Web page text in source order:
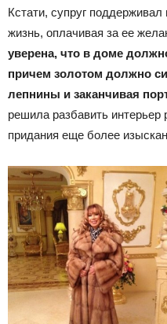
Кстати, супруг
жизнь, оплачивая за ее
уверена, что в доме
причем золотом должно
лепнины и заканчивая
решила разбавить
придания еще более